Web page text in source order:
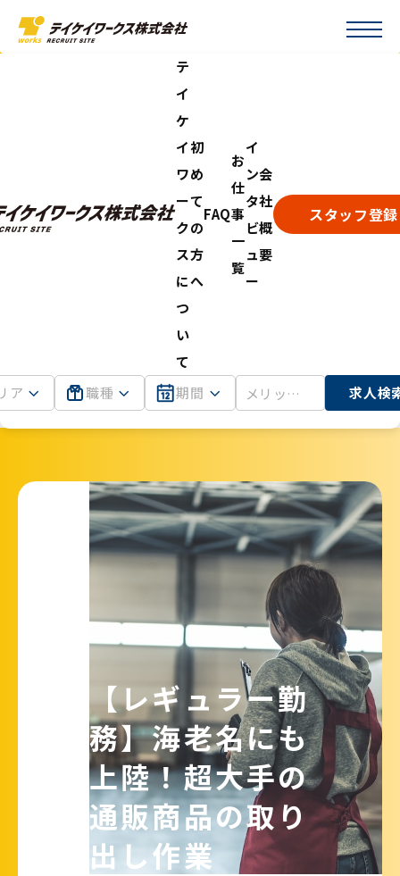
テ
イ
ケ
イ
ワ
ー
ク
ス
に
つ
い
て
初
め
て
の
方
へ
FAQ
お
仕
事
一
覧
イ
ン
タ
ビ
ュ
ー
会
社
概
要
スタッフ登録
ア 職種 期間 求人検
【レギュラー勤
務】海老名にも
上陸！超大手の
通販商品の取り
出し作業